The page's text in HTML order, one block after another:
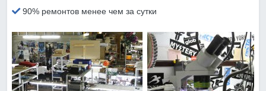
90% ремонтов менее чем за сутки